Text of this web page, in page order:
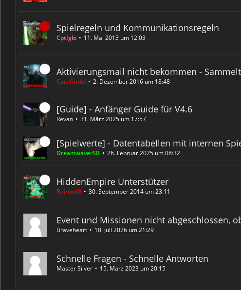
Spielregeln und Kommunikationsregeln
CptIglo 11. Mai 2013 um 12:03
Aktivierungsmail nicht bekommen -
Corefindel 2. Dezember 2016 um 18:48
[Guide] - Anfänger Guide für V4.6
Revan 31. März 2025 um 17:57
[Spielwerte] - Datentabellen mit internen
DreamwaverSB 26. Februar 2025 um 08:32
HiddenEmpire Unterstützer
RainboW 30. September 2014 um 23:11
Event und Missionen nicht abgeschlossen,
Braveheart 10. Juli 2026 um 21:29
Schnelle Fragen - Schnelle Antworten
Master Silver 15. März 2023 um 20:15